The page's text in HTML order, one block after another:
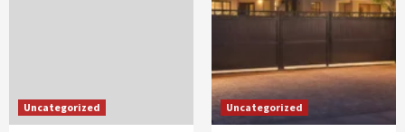
Uncategorized Uncategorized